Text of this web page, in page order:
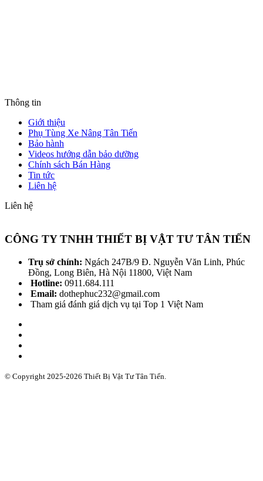
Thông tin
Giới thiệu
Phụ Tùng Xe Nâng Tân Tiến
Bảo hành
Videos hướng dẫn bảo dưỡng
Chính sách Bán Hàng
Tin tức
Liên hệ
Liên hệ
CÔNG TY TNHH THIẾT BỊ VẬT TƯ TÂN TIẾN
Trụ sở chính: Ngách 247B/9 Đ. Nguyễn Văn Linh, Phúc
Đồng, Long Biên, Hà Nội 11800, Việt Nam
Hotline: 0911.684.111
Email: dothephuc232@gmail.com
Tham giá đánh giá dịch vụ tại Top 1 Việt Nam
© Copyright 2025-2026 Thiết Bị Vật Tư Tân Tiến.